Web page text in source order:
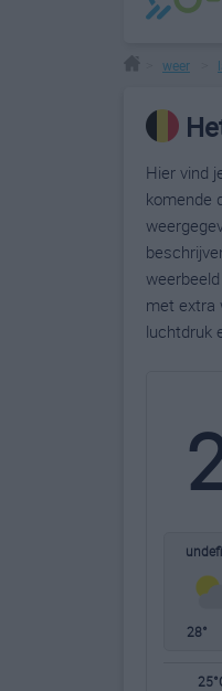
weer
Hier vind
komende
met extra
luchtdruk
28°